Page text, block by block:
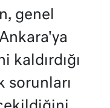
genel
kaldırdığı
sorunları